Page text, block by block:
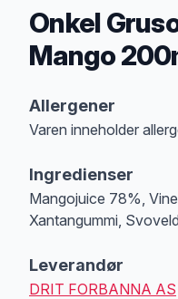
Onkel
Mango
Allergener
Varen inneholder
Ingredienser
Mangojuice 78%,
Xantangummi,
Leverandør
DRIT FORBANNA AS